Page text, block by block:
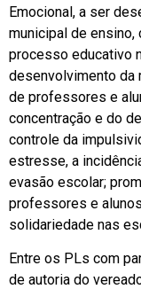
Emocional, a ser
municipal de
processo educativo
desenvolvimento da
de professores e
concentração e do
controle da
estresse, a
evasão escolar;
professores e
solidariedade nas
Entre os PLs com
de autoria do